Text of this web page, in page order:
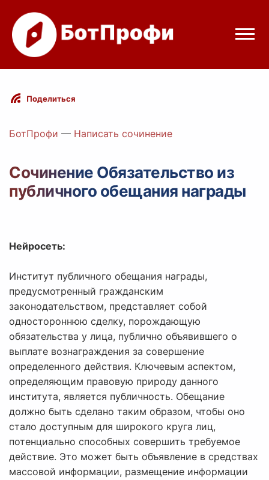
Режимы бота
Цены
Вход с Telegram
Поделиться
БотПрофи — Написать сочинение
Сочинение Обязательство из
публичного обещания награды
Нейросеть:
Институт публичного обещания награды,
предусмотренный гражданским
законодательством, представляет собой
одностороннюю сделку, порождающую
обязательства у лица, публично объявившего о
выплате вознаграждения за совершение
определенного действия. Ключевым аспектом,
определяющим правовую природу данного
института, является публичность. Обещание
должно быть сделано таким образом, чтобы оно
стало доступным для широкого круга лиц,
потенциально способных совершить требуемое
действие. Это может быть объявление в средствах
массовой информации, размещение информации